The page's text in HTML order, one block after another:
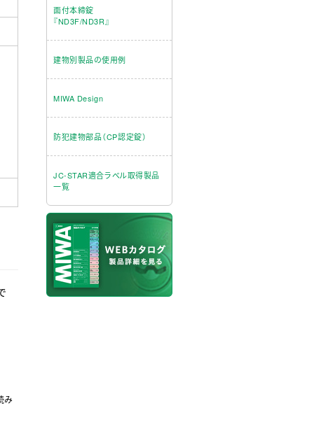
み
面付本締錠
『ND3F/ND3R』
建物別製品の使用例
MIWA Design
防犯建物部品（CP認定錠）
JC-STAR適合ラベル取得製品
一覧